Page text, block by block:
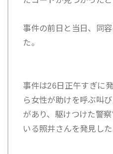
事件の前日と当日、同
た。
事件は26日正午すぎに
ら女性が助けを呼ぶ叫
があり、駆けつけた警
いる照井さんを発見した